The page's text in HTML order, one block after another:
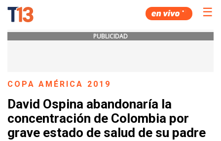
☰
PUBLICIDAD
COPA AMÉRICA 2019
David Ospina abandonaría la
concentración de Colombia por
grave estado de salud de su padre